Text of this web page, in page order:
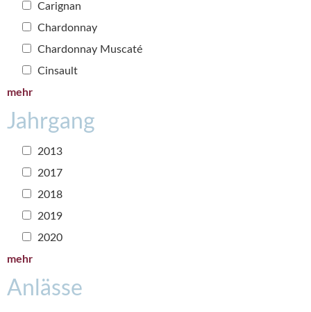
Carignan
Chardonnay
Chardonnay Muscaté
Cinsault
mehr
Jahrgang
2013
2017
2018
2019
2020
mehr
Anlässe